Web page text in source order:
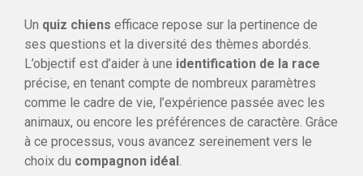
Un quiz chiens efficace repose sur la pertinence de
ses questions et la diversité des thèmes abordés.
L’objectif est d’aider à une identification de la race
précise, en tenant compte de nombreux paramètres
comme le cadre de vie, l’expérience passée avec les
animaux, ou encore les préférences de caractère. Grâce
à ce processus, vous avancez sereinement vers le
choix du compagnon idéal.